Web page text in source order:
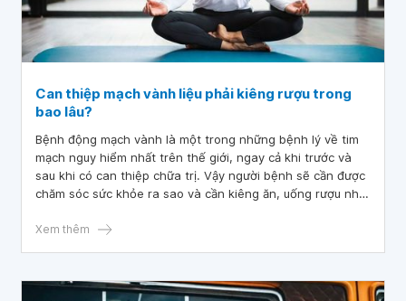
Can thiệp mạch vành liệu phải kiêng rượu trong
bao lâu?
Bệnh động mạch vành là một trong những bệnh lý về tim
mạch nguy hiểm nhất trên thế giới, ngay cả khi trước và
sau khi có can thiệp chữa trị. Vậy người bệnh sẽ cần được
chăm sóc sức khỏe ra sao và cần kiêng ăn, uống rượu như
Xem thêm